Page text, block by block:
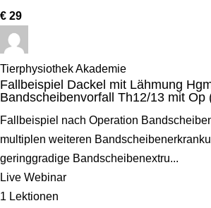
€ 29
Tierphysiothek Akademie
Fallbeispiel Dackel mit Lähmung
Bandscheibenvorfall Th12/13 mit Op
Fallbeispiel nach Operation
multiplen weiteren
geringgradige Bandscheibenextru...
Live Webinar
1 Lektionen